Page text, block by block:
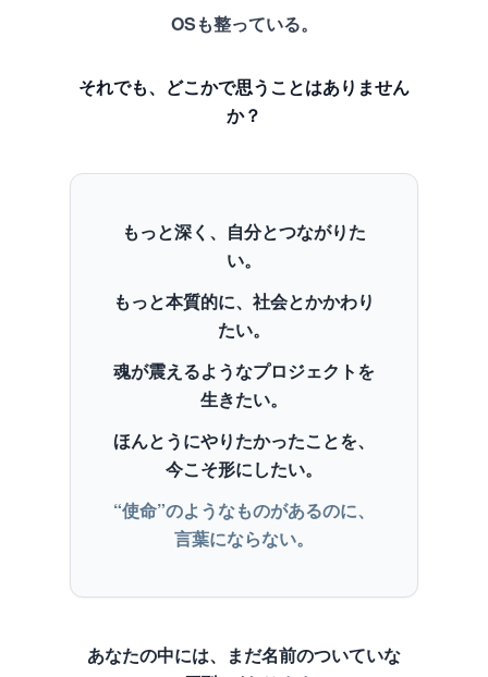
OSも整っている。
それでも、どこかで思うことはありません
か？
もっと深く、自分とつながりた
い。
もっと本質的に、社会とかかわり
たい。
魂が震えるようなプロジェクトを
生きたい。
ほんとうにやりたかったことを、
今こそ形にしたい。
“使命”のようなものがあるのに、
言葉にならない。
あなたの中には、まだ名前のついていな